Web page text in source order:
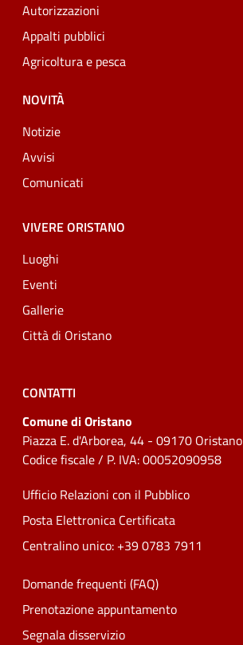
Autorizzazioni
Appalti pubblici
Agricoltura e pesca
NOVITÀ
Notizie
Avvisi
Comunicati
VIVERE ORISTANO
Luoghi
Eventi
Gallerie
Città di Oristano
CONTATTI
Comune di Oristano
Piazza E. d'Arborea, 44 - 09170 Oristano
Codice fiscale / P. IVA: 00052090958
Ufficio Relazioni con il Pubblico
Posta Elettronica Certificata
Centralino unico: +39 0783 7911
Domande frequenti (FAQ)
Prenotazione appuntamento
Segnala disservizio